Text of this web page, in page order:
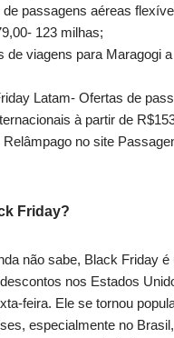
aéreas
123 milhas;
viagens para Maragogi a
Latam- Ofertas de
à partir de
no site
Friday?
não sabe, Black Friday é
nos Estados
feira. Ele se tornou
especialmente no